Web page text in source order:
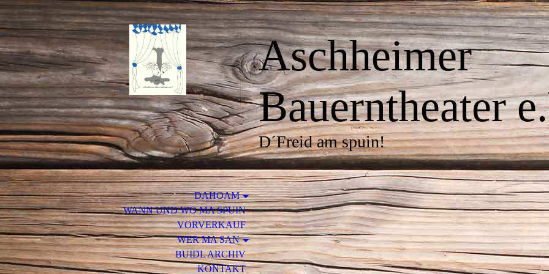
Aschheimer
Bauerntheater
D´Freid am spuin!
DAHOAM
WANN UND WO MA SPUIN
VORVERKAUF
WER MA SAN
BUIDL ARCHIV
KONTAKT